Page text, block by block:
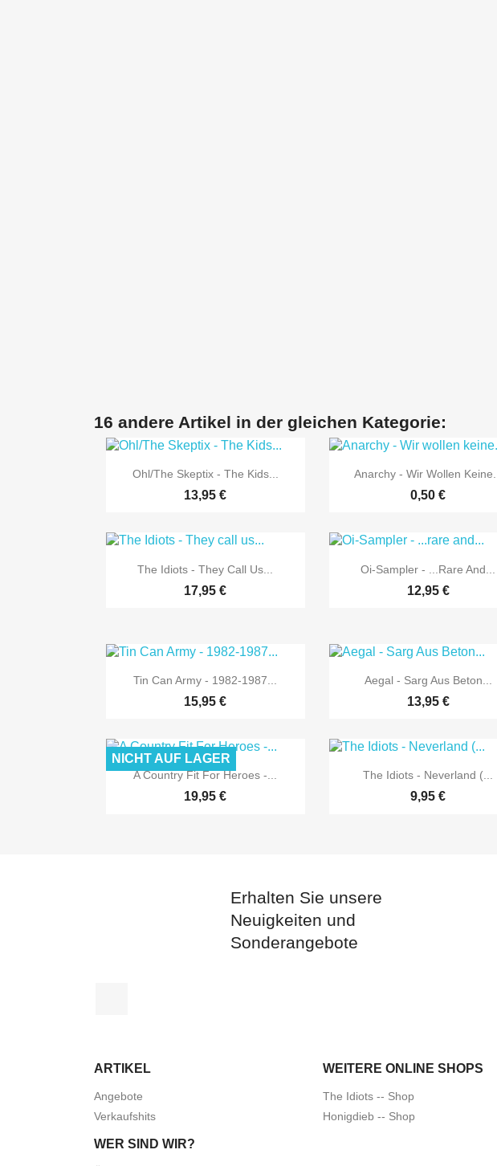
16 andere Artikel in der gleichen Kategorie:
 Vorschau
Ohl/The Skeptix - The Kids...
13,95 €
 Vorschau
Anarchy - Wir Wollen Keine...
0,50 €
 Vorschau
The Idiots - They Call Us...
17,95 €
 Vorschau
Oi-Sampler - ...rare And...
12,95 €
 Vorschau
Tin Can Army - 1982-1987...
15,95 €
 Vorschau
Aegal - Sarg Aus Beton...
13,95 €
 Vorschau
A Country Fit For Heroes -...
19,95 €
NICHT AUF LAGER
 Vorschau
The Idiots - Neverland (...
9,95 €
Erhalten Sie unsere
Neuigkeiten und
Sonderangebote
ARTIKEL
Angebote
Verkaufshits
WEITERE ONLINE SHOPS
The Idiots -- Shop
Honigdieb -- Shop
WER SIND WIR?